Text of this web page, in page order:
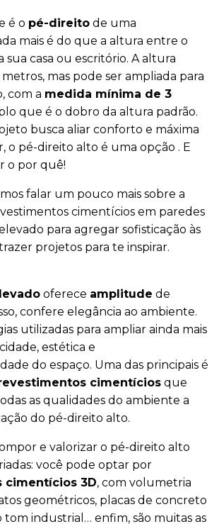
é o pé-direito de uma
mais é do que a altura entre o
sua casa ou escritório. A altura
mas pode ser ampliada para
com a medida mínima de 3
que é o dobro da altura padrão.
busca aliar conforto e máxima
o pé-direito alto é uma opção . E
o por quê!
falar um pouco mais sobre a
cimentícios em paredes
para agregar sofisticação às
projetos para te inspirar.
oferece amplitude de
confere elegância ao ambiente.
utilizadas para ampliar ainda mais
estética e
do espaço. Uma das principais é
cimentícios que
as qualidades do ambiente a
do pé-direito alto.
e valorizar o pé-direito alto
você pode optar por
cimentícios 3D, com volumetria
geométricos, placas de concreto
industrial… enfim, são muitas as